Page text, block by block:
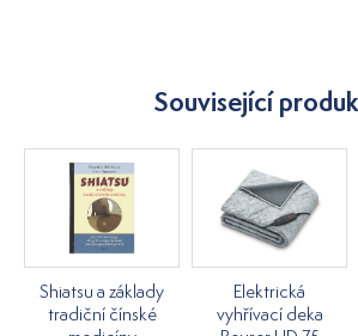
Související
Shiatsu a základy
tradiční čínské
Elektrická
vyhřívací deka